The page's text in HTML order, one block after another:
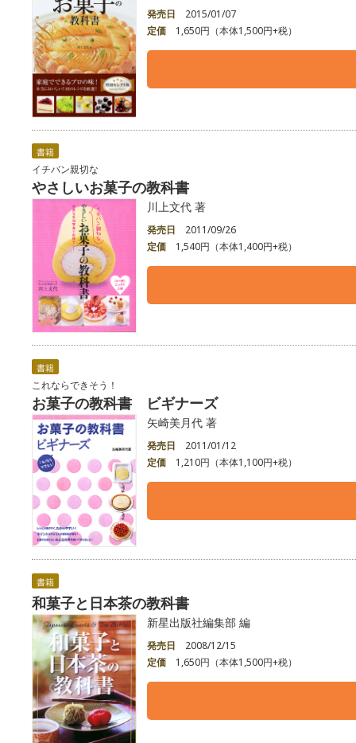
発売日
2015/01/07
定価
1,650円（本体1,500円+税）
書籍
イチバン親切な
やさしいお菓子の教科書
川上文代 著
発売日
2011/09/26
定価
1,540円（本体1,400円+税）
書籍
これならできそう！
お菓子の教科書 ビギナーズ
矢崎美月代 著
発売日
2011/01/12
定価
1,210円（本体1,100円+税）
書籍
和菓子と日本茶の教科書
新星出版社編集部 編
発売日
2008/12/15
定価
1,650円（本体1,500円+税）